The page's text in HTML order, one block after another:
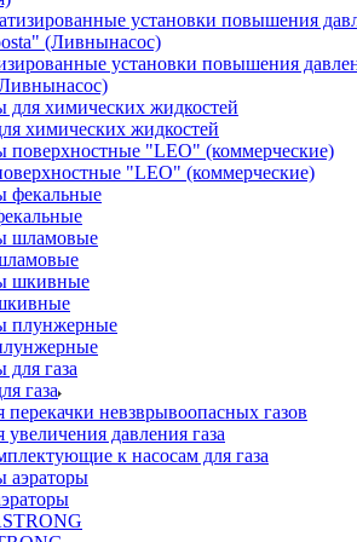
установки повышения
химических жидкостей
"LEO" (коммерческие)
газа
перекачки невзврывоопасных газов
увеличения давления газа
к насосам для газа